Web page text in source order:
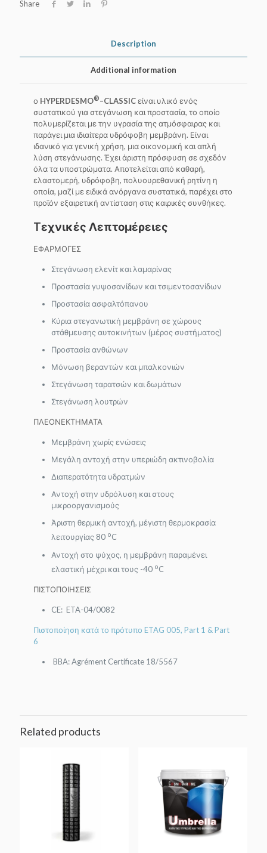
Share
Description
Additional information
ο HYPERDESMO®–CLASSICείναι υλικό ενός
συστατικού για στεγάνωση και προστασία, το οποίο
πολυμερίζεται με την υγρασία της ατμόσφαιρας και
παράγει μια ιδιαίτερα υδρόφοβη μεμβράνη. Είναι
ιδανικό για γενική χρήση, μια οικονομική και απλή
λύση στεγάνωσης. Έχει άριστη πρόσφυση σε σχεδόν
όλα τα υποστρώματα. Αποτελείται από καθαρή,
ελαστομερή, υδρόφοβη, πολυουρεθανική ρητίνη η
οποία, μαζί με ειδικά ανόργανα συστατικά, παρέχει στο
προϊόν εξαιρετική αντίσταση στις καιρικές συνθήκες.
Tεχνικές Λεπτομέρειες
ΕΦΑΡΜΟΓΕΣ
Στεγάνωση ελενίτ και λαμαρίνας
Προστασία γυψοσανίδων και τσιμεντοσανίδων
Προστασία ασφαλτόπανου
Κύρια στεγανωτική μεμβράνη σε χώρους
στάθμευσης αυτοκινήτων (μέρος συστήματος)
Προστασία ανθώνων
Μόνωση βεραντών και μπαλκονιών
Στεγάνωση ταρατσών και δωμάτων
Στεγάνωση λουτρών
ΠΛΕΟΝΕΚΤΗΜΑΤΑ
Μεμβράνη χωρίς ενώσεις
Μεγάλη αντοχή στην υπεριώδη ακτινοβολία
Διαπερατότητα υδρατμών
Αντοχή στην υδρόλυση και στους
μικροοργανισμούς
Άριστη θερμική αντοχή, μέγιστη θερμοκρασία
λειτουργίας 80 oC
Αντοχή στο ψύχος, η μεμβράνη παραμένει
ελαστική μέχρι και τους -40 oC
ΠΙΣΤΟΠΟΙΗΣΕΙΣ
CE: ETA-04/0082
Πιστοποίηση κατά το πρότυπο ETAG 005, Part 1 & Part
6
BBA: Agrément Certificate 18/5567
Related products